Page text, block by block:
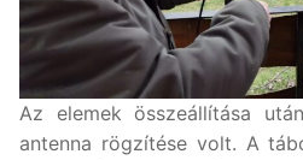
Az elemek összeállítása
antenna rögzítése volt. A